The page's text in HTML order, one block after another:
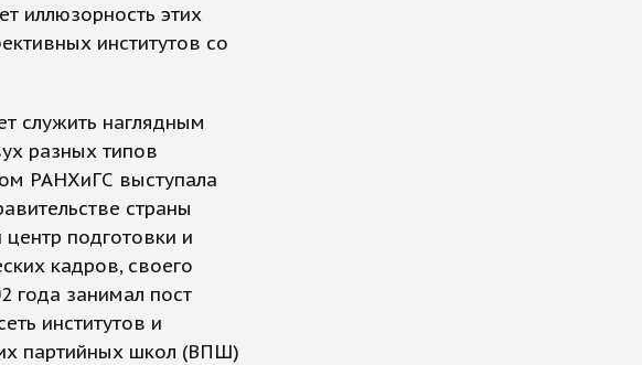
иллюзорность этих
институтов со
служить наглядным
разных типов
РАНХиГС выступала
страны
подготовки и
кадров, своего
года занимал пост
институтов и
партийных школ (ВПШ)